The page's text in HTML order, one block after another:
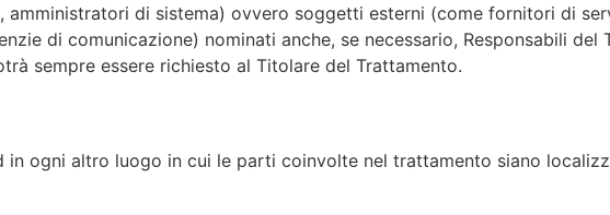
amministratori di sistema) ovvero soggetti esterni (come fornitori di
di comunicazione) nominati anche, se necessario, Responsabili del
sempre essere richiesto al Titolare del Trattamento.
ogni altro luogo in cui le parti coinvolte nel trattamento siano